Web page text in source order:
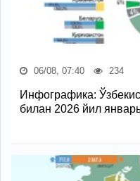
06/08, 07:40 234
Инфографика:
билан 2026 йил